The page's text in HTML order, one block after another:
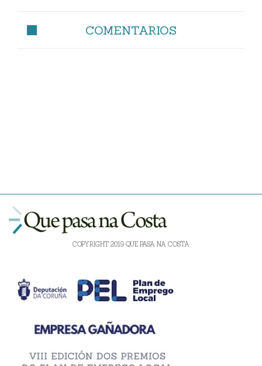
COMENTARIOS
COPYRIGHT 2019 QUE PASA NA COSTA